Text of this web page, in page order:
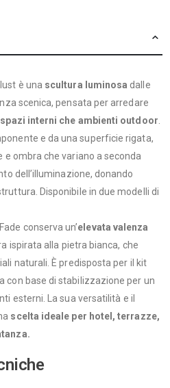
è una scultura luminosa dalle
scenica, pensata per arredare
interni che ambienti outdoor
e da una superficie rigata,
ombra che variano a seconda
dell’illuminazione, donando
Disponibile in due modelli di
conserva un’elevata valenza
ispirata alla pietra bianca, che
naturali. È predisposta per il kit
con base di stabilizzazione per un
esterni. La sua versatilità e il
scelta ideale per hotel, terrazze,